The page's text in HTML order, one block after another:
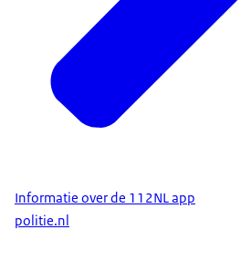
Informatie over de 112NL app
politie.nl